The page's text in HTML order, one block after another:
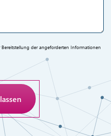
der angeforderten Informationen